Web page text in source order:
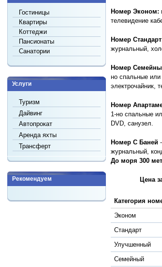
Номер Эконом:
телевидение
Номер
журнальный,
Номер
но спальные или
электрочайник,
Номер
1-но спальные
DVD, санузел.
Номер С Баней
журнальный,
До моря 300
Цена за
Категория
Эконом
Стандарт
Улучшенный
Семейный
Гостиницы
Квартиры
Коттеджи
Пансионаты
Санатории
Услуги
Туризм
Дайвинг
Автопрокат
Аренда яхты
Трансферт
Рекомендуем